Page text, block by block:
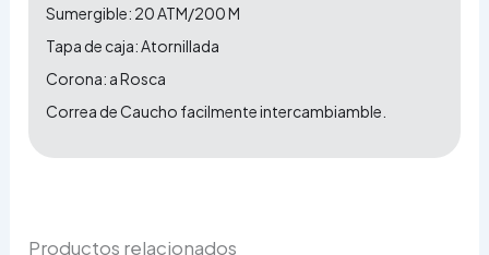
Sumergible: 20 ATM/200 M
Tapa de caja: Atornillada
Corona: a Rosca
Correa de Caucho facilmente intercambiamble.
Productos relacionados